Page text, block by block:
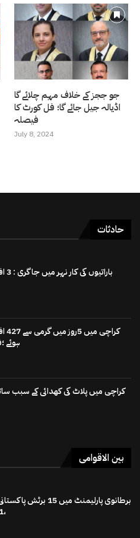
جو ججز کے خلاف مہم چلائے گا
اڈیالہ جیل جائے گا؛ فل کورٹ کا
فیصلہ
July 8, 2024
حادثات
باراتیوں کی کار نہر میں جاگری : 3 افراد جاں بحق
ہوئے
کراچی میں پلاٹ کی کھدائی کے سبب
بین الاقوامی
،11 پرانے چہرے